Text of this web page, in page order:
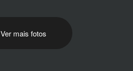
Ver mais fotos